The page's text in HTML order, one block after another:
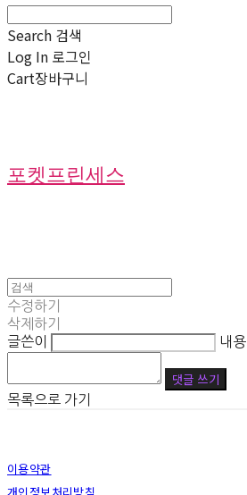
Search 검색
Log In 로그인
Cart장바구니
포켓프린세스
수정하기
삭제하기
글쓴이
내용
댓글 쓰기
목록으로 가기
이용약관